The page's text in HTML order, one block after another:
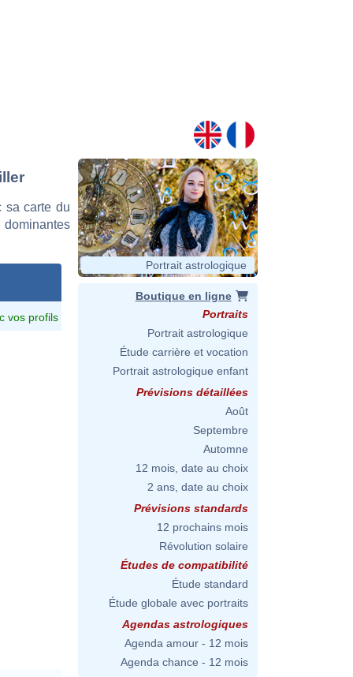
sa carte du
vos profils
Portrait astrologique
Boutique en ligne
Portraits
Portrait astrologique
Étude carrière et vocation
Portrait astrologique enfant
Prévisions détaillées
Août
Septembre
Automne
12 mois, date au choix
2 ans, date au choix
Prévisions standards
12 prochains mois
Révolution solaire
Études de compatibilité
Étude standard
Étude globale avec portraits
Agendas astrologiques
Agenda amour - 12 mois
Agenda chance - 12 mois